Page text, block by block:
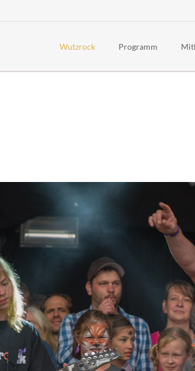
Wutzrock Programm